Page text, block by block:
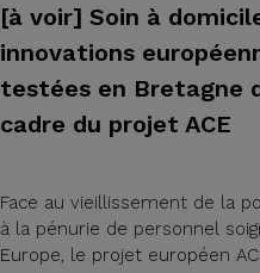
[à voir] Soin à
innovations
testées en Bretagne
cadre du projet ACE
Face au vieillissement de la
à la pénurie de personnel
Europe, le projet européen ACE